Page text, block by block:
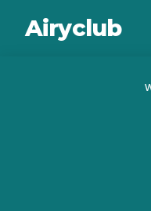
Airyclub